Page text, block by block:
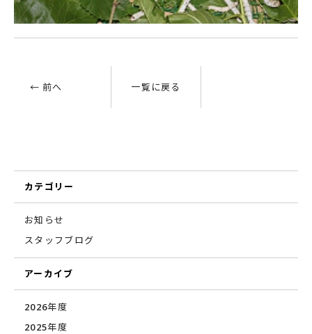
← 前へ 一覧に戻る
カテゴリー
お知らせ
スタッフブログ
アーカイブ
2026年度
2025年度